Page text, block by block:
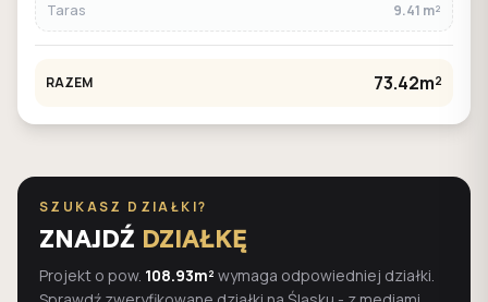
Taras 9.41 m²
RAZEM 73.42m²
SZUKASZ DZIAŁKI?
ZNAJDŹ DZIAŁKĘ
Projekt o pow. 108.93m² wymaga odpowiedniej działki.